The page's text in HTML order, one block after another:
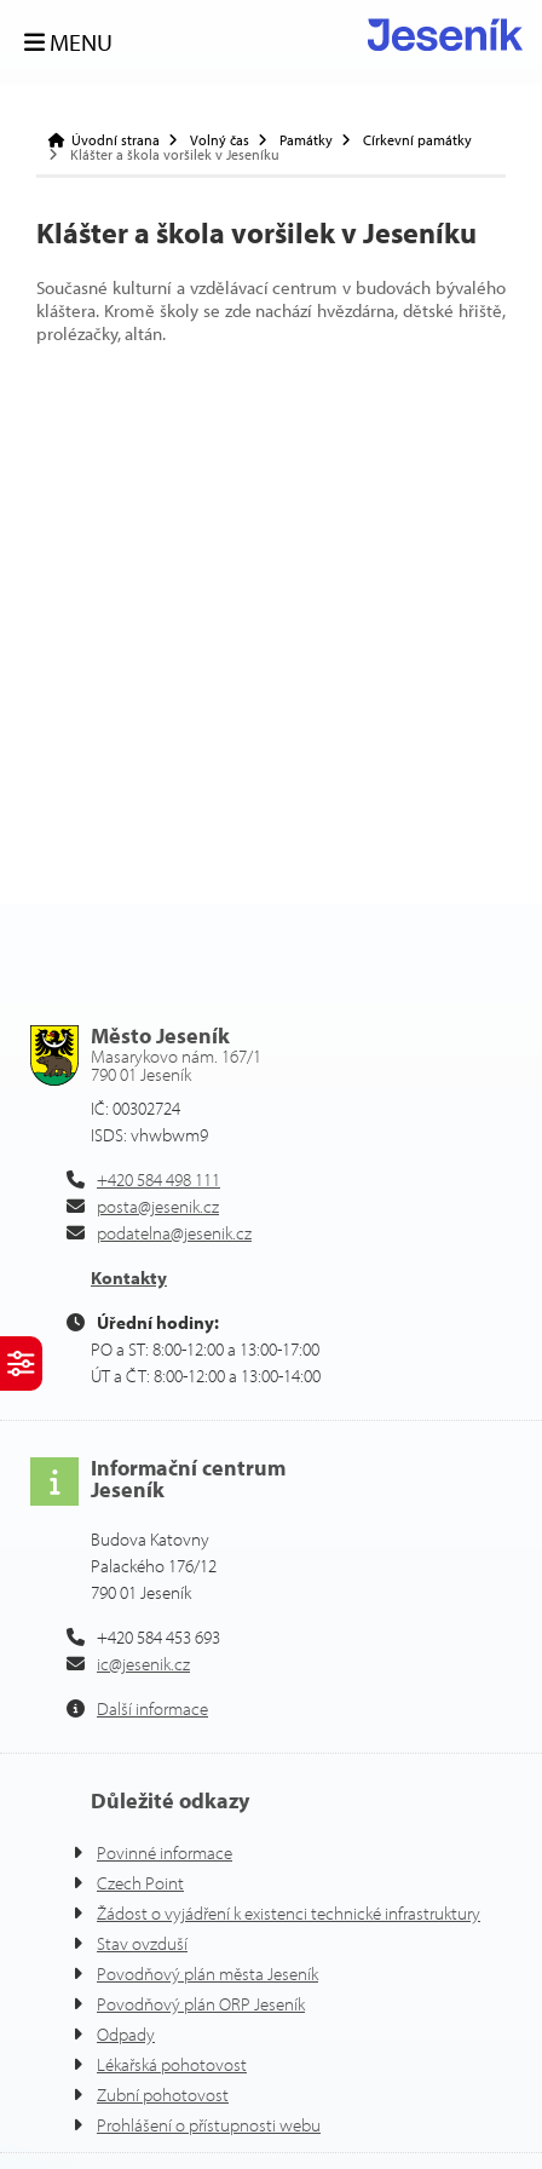
MENU
Úvodní strana Volný čas Památky
Církevní památky
Klášter a škola voršilek v Jeseníku
Klášter a škola voršilek v Jeseníku
Současné kulturní a vzdělávací centrum v budovách bývalého
kláštera. Kromě školy se zde nachází hvězdárna, dětské hřiště,
prolézačky, altán.
Město Jeseník
Masarykovo nám. 167/1
790 01 Jeseník
IČ: 00302724
ISDS: vhwbwm9
+420 584 498 111
posta@jesenik.cz
podatelna@jesenik.cz
Kontakty
Úřední hodiny:
PO a ST: 8:00-12:00 a 13:00-17:00
ÚT a ČT: 8:00-12:00 a 13:00-14:00
Informační centrum
Jeseník
Budova Katovny
Palackého 176/12
790 01 Jeseník
+420 584 453 693
ic@jesenik.cz
Další informace
Důležité odkazy
Povinné informace
Czech Point
Žádost o vyjádření k existenci technické infrastruktury
Stav ovzduší
Povodňový plán města Jeseník
Povodňový plán ORP Jeseník
Odpady
Lékařská pohotovost
Zubní pohotovost
Prohlášení o přístupnosti webu